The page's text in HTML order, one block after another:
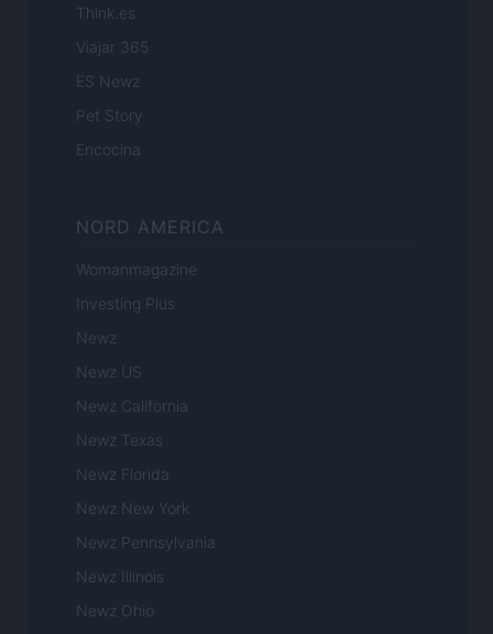
Think.es
Viajar 365
ES Newz
Pet Story
Encocina
NORD AMERICA
Womanmagazine
Investing Plus
Newz
Newz US
Newz California
Newz Texas
Newz Florida
Newz New York
Newz Pennsylvania
Newz Illinois
Newz Ohio